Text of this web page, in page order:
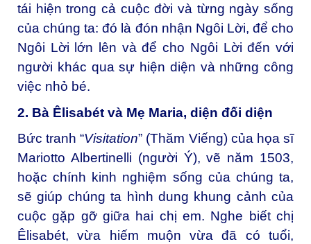
tái hiện trong cả cuộc đời và từng ngày sống
của chúng ta: đó là đón nhận Ngôi Lời, để cho
Ngôi Lời lớn lên và để cho Ngôi Lời đến với
người khác qua sự hiện diện và những công
việc nhỏ bé.
2. Bà Êlisabét và Mẹ Maria, diện đối diện
Bức tranh “Visitation” (Thăm Viếng) của họa sĩ
Mariotto Albertinelli (người Ý), vẽ năm 1503,
hoặc chính kinh nghiệm sống của chúng ta,
sẽ giúp chúng ta hình dung khung cảnh của
cuộc gặp gỡ giữa hai chị em. Nghe biết chị
Êlisabét, vừa hiếm muộn vừa đã có tuổi,